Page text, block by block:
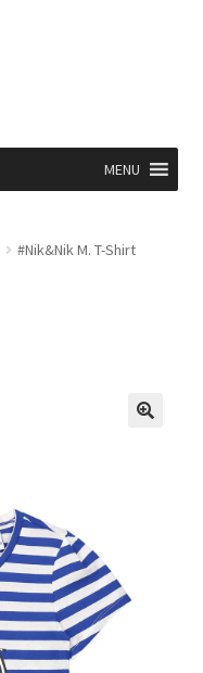
MENU
#Nik&Nik M. T-Shirt